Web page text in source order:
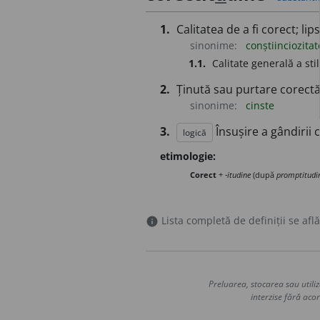
1. Calitatea de a fi corect;
sinonime: conștiinciozitate
1.1. Calitate generală a
2. Ținută sau purtare corectă.
sinonime: cinste
3. logică Însușire a gândirii
etimologie:
Corect + -itudine (după
info Lista completă de definiții se
Preluarea, stocarea sau
interzise fără